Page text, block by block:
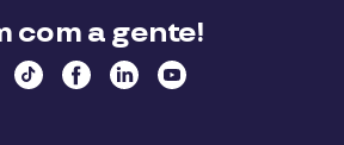
com a gente!